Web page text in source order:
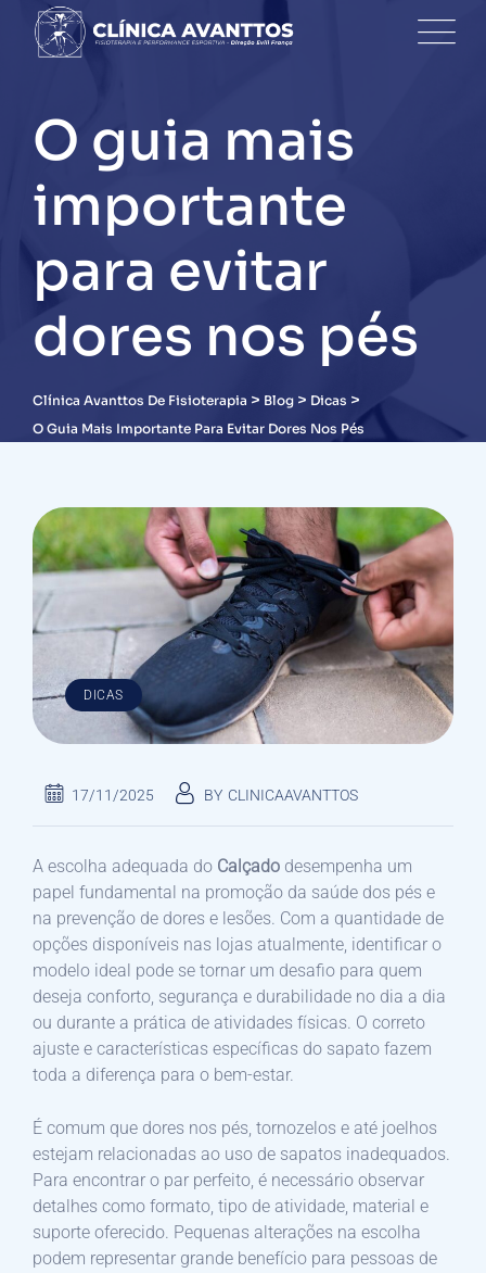
content
O guia mais
importante
para evitar
dores nos pés
Clínica Avanttos De Fisioterapia > Blog > Dicas >
O Guia Mais Importante Para Evitar Dores Nos Pés
DICAS
17/11/2025 BY CLINICAAVANTTOS
A escolha adequada do Calçado desempenha um
papel fundamental na promoção da saúde dos pés e
na prevenção de dores e lesões. Com a quantidade de
opções disponíveis nas lojas atualmente, identificar o
modelo ideal pode se tornar um desafio para quem
deseja conforto, segurança e durabilidade no dia a dia
ou durante a prática de atividades físicas. O correto
ajuste e características específicas do sapato fazem
toda a diferença para o bem-estar.
É comum que dores nos pés, tornozelos e até joelhos
estejam relacionadas ao uso de sapatos inadequados.
Para encontrar o par perfeito, é necessário observar
detalhes como formato, tipo de atividade, material e
suporte oferecido. Pequenas alterações na escolha
podem representar grande benefício para pessoas de